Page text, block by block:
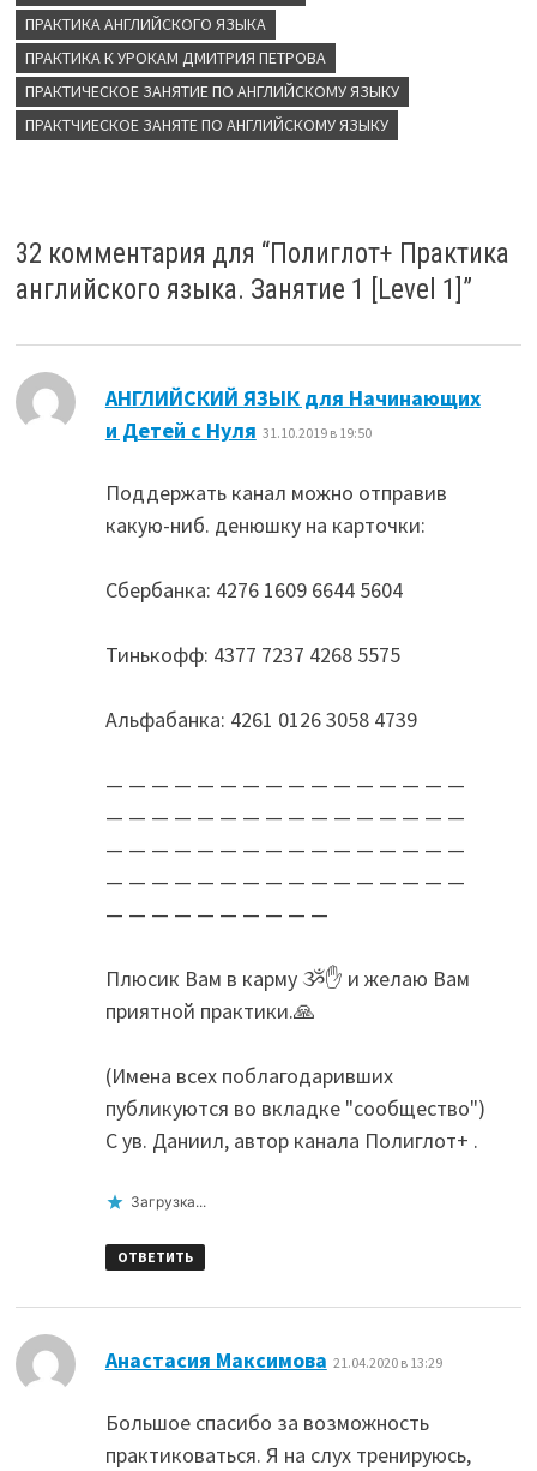
ПРАКТИКА АНГЛИЙСКОГО ЯЗЫКА
ПРАКТИКА К УРОКАМ ДМИТРИЯ ПЕТРОВА
ПРАКТИЧЕСКОЕ ЗАНЯТИЕ ПО АНГЛИЙСКОМУ ЯЗЫКУ
ПРАКТЧИЕСКОЕ ЗАНЯТЕ ПО АНГЛИЙСКОМУ ЯЗЫКУ
32 комментария для “Полиглот+ Практика
английского языка. Занятие 1 [Level 1] ”
АНГЛИЙСКИЙ ЯЗЫК для Начинающих
и Детей с Нуля 31.10.2019 в 19:50
Поддержать канал можно отправив
какую-ниб. денюшку на карточки:
Сбербанка: 4276 1609 6644 5604
Тинькофф: 4377 7237 4268 5575
Альфабанка: 4261 0126 3058 4739
— — — — — — — — — — — — — — — —
— — — — — — — — — — — — — — — —
— — — — — — — — — — — — — — — —
— — — — — — — — — — — — — — — —
— — — — — — — — — —
Плюсик Вам в карму ૐ✋ и желаю Вам
приятной практики.🙏
(Имена всех поблагодаривших
публикуются во вкладке "сообщество")
С ув. Даниил, автор канала Полиглот+ .
Загрузка...
ОТВЕТИТЬ
Анастасия Максимова 21.04.2020 в 13:29
Большое спасибо за возможность
практиковаться. Я на слух тренируюсь,